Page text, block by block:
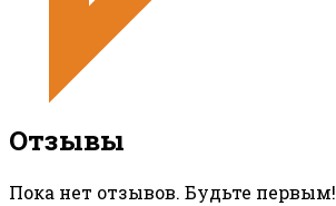
Отзывы
Пока нет отзывов. Будьте первым!